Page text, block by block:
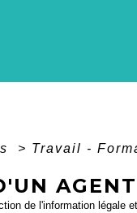
> Travail -
de l'information légale